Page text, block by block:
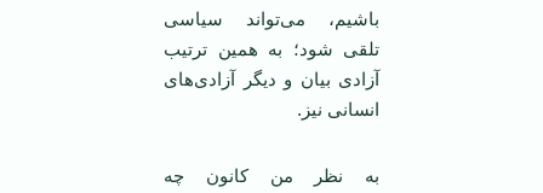
باشیم، می‌تواند سیاسی
تلقی شود؛ به همین ترتیب
آزادی بیان و دیگر آزادی‌های
انسانی نیز.
به نظر من کانون چه